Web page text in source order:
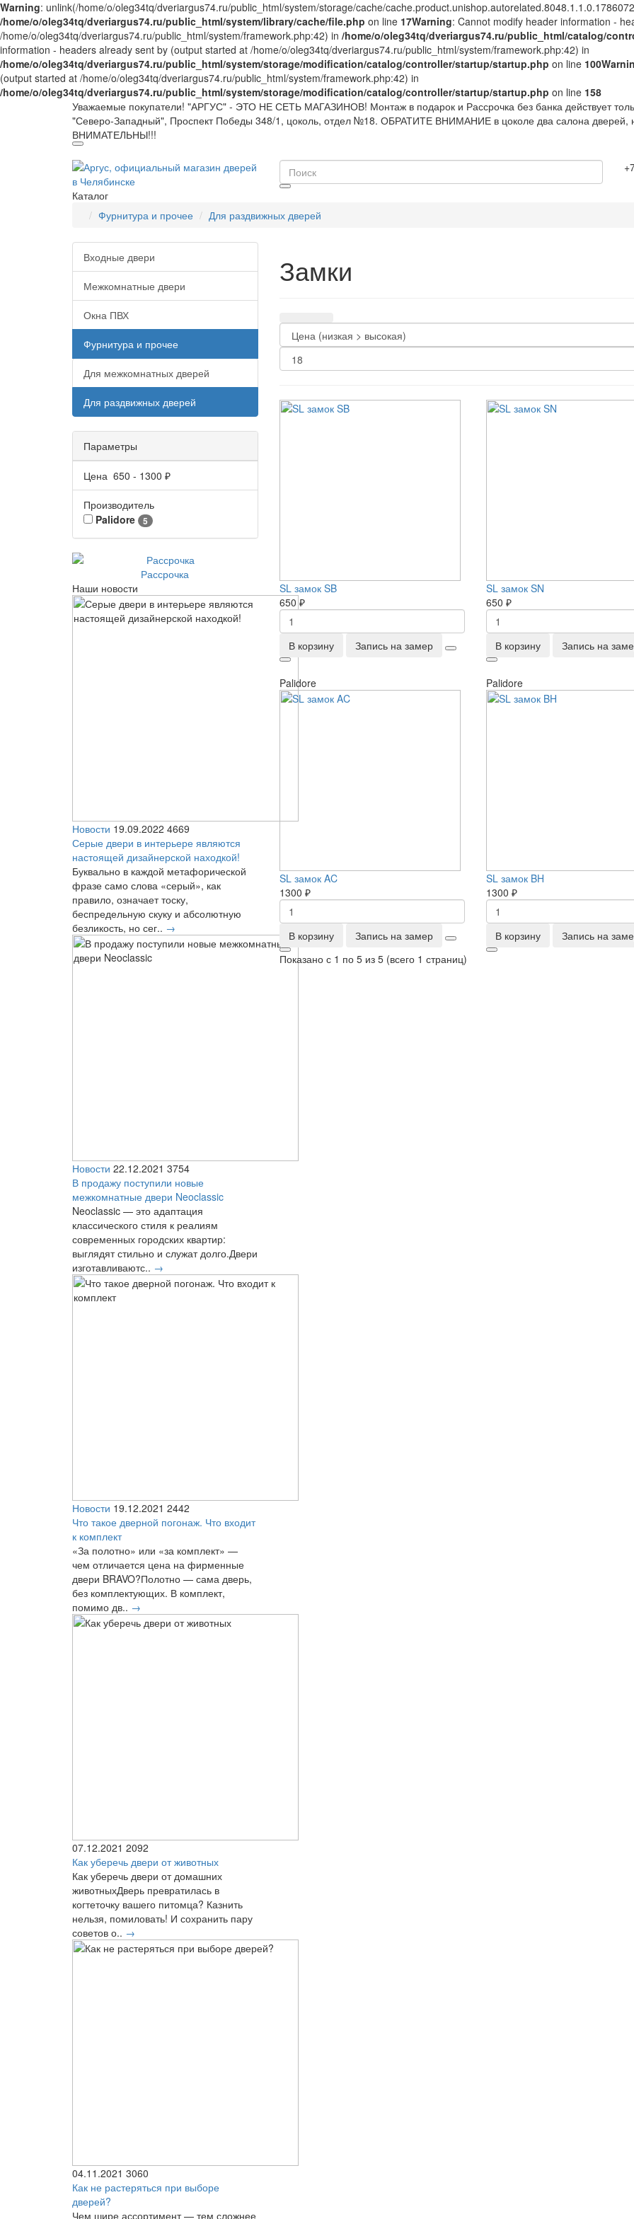
Warning: unlink(/home/o/oleg34tq/dveriargus74.ru/public_html/system/storage/cache/
/home/o/oleg34tq/dveriargus74.ru/public_html/system/library/cache/file.php on line 17Warning: Cannot modify header information -
/home/o/oleg34tq/dveriargus74.ru/public_html/system/framework.php:42) in /home/o/oleg34tq/dveriargus74.ru/public_html/catalog/
information - headers already sent by (output started at /home/o/oleg34tq/dveriargus74.ru/public_html/system/framework.php:42) in
/home/o/oleg34tq/dveriargus74.ru/public_html/system/storage/modification/catalog/controller/startup/startup.php on line 100
(output started at /home/o/oleg34tq/dveriargus74.ru/public_html/system/framework.php:42) in
/home/o/oleg34tq/dveriargus74.ru/public_html/system/storage/modification/catalog/controller/startup/startup.php on line 158
Уважаемые покупатели! "АРГУС" - ЭТО НЕ СЕТЬ МАГАЗИНОВ! Монтаж в подарок и Рассрочка без банка действует
"Северо-Западный", Проспект Победы 348/1, цоколь, отдел №18. ОБРАТИТЕ ВНИМАНИЕ в цоколе два салона
ВНИМАТЕЛЬНЫ!!!
Каталог
Фурнитура и прочее
Для раздвижных дверей
Входные двери
Межкомнатные двери
Окна ПВХ
Фурнитура и прочее
Для межкомнатных дверей
Для раздвижных дверей
Параметры
Цена 650 - 1300 ₽
Производитель
Palidore
5
Рассрочка
Наши новости
Новости 19.09.2022 4669
Серые двери в интерьере являются
настоящей дизайнерской находкой!
Буквально в каждой метафорической
фразе само слова «серый», как
правило, означает тоску,
беспредельную скуку и абсолютную
безликость, но сег.. →
Новости 22.12.2021 3754
В продажу поступили новые
межкомнатные двери Neoclassic
Neoclassic — это адаптация
классического стиля к реалиям
современных городских квартир:
выглядят стильно и служат долго.Двери
изготавливаютс.. →
Новости 19.12.2021 2442
Что такое дверной погонаж. Что входит
к комплект
«За полотно» или «за комплект» —
чем отличается цена на фирменные
двери BRAVO?Полотно — сама дверь,
без комплектующих. В комплект,
помимо дв.. →
07.12.2021 2092
Как уберечь двери от животных
Как уберечь двери от домашних
животныхДверь превратилась в
когтеточку вашего питомца? Казнить
нельзя, помиловать! И сохранить пару
советов о.. →
04.11.2021 3060
Как не растеряться при выборе
дверей?
Чем шире ассортимент — тем сложнее
Замки
SL замок SB
650 ₽
В корзину Запись на замер
SL замок SN
650 ₽
В корзину Запись на
Palidore
SL замок AC
1300 ₽
В корзину Запись на замер
Palidore
SL замок BH
1300 ₽
В корзину
Запись на
Показано с 1 по 5 из 5 (всего 1 страниц)